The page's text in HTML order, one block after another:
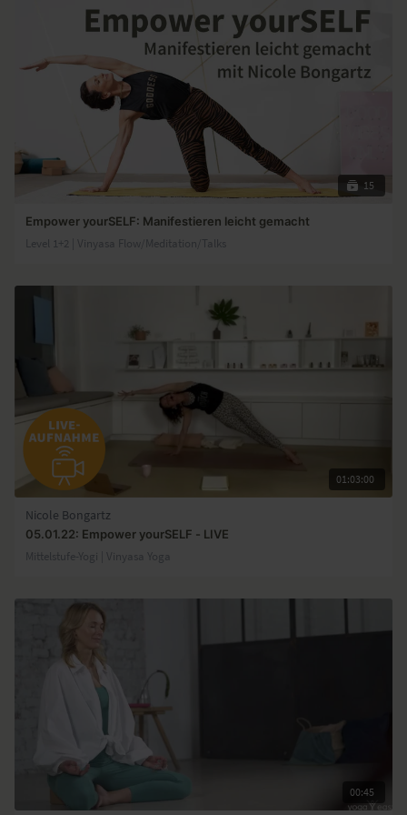
15
Empower yourSELF: Manifestieren leicht gemacht
Level 1+2 | Vinyasa Flow/Meditation/Talks
01:03:00
Nicole Bongartz
05.01.22: Empower yourSELF - LIVE
Mittelstufe-Yogi | Vinyasa Yoga
00:45